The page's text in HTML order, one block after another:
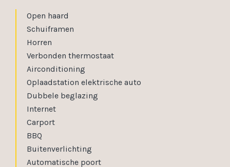
Open haard
Schuiframen
Horren
Verbonden thermostaat
Airconditioning
Oplaadstation elektrische auto
Dubbele beglazing
Internet
Carport
BBQ
Buitenverlichting
Automatische poort